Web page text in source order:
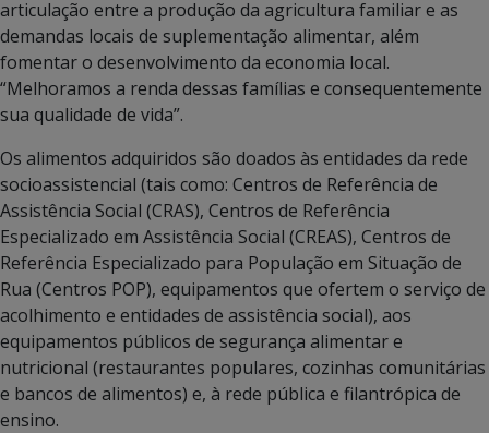
articulação entre a produção da agricultura familiar e as
demandas locais de suplementação alimentar, além
fomentar o desenvolvimento da economia local.
“Melhoramos a renda dessas famílias e consequentemente
sua qualidade de vida”.
Os alimentos adquiridos são doados às entidades da rede
socioassistencial (tais como: Centros de Referência de
Assistência Social (CRAS), Centros de Referência
Especializado em Assistência Social (CREAS), Centros de
Referência Especializado para População em Situação de
Rua (Centros POP), equipamentos que ofertem o serviço de
acolhimento e entidades de assistência social), aos
equipamentos públicos de segurança alimentar e
nutricional (restaurantes populares, cozinhas comunitárias
e bancos de alimentos) e, à rede pública e filantrópica de
ensino.